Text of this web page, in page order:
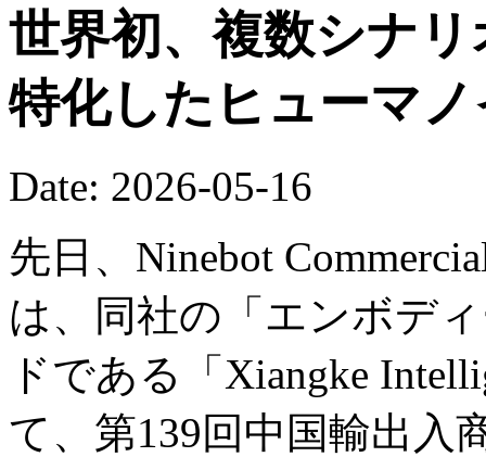
世界初、複数シナ
特化したヒューマ
Date: 2026-05-16
先日、Ninebot
は、同社の「エンボデ
ドである「Xiangke
て、第139回中国輸出入